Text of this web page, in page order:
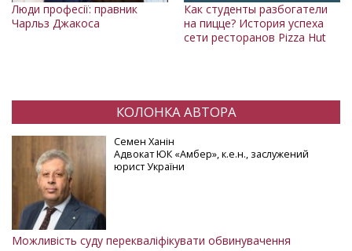
Люди професії: правник
Чарльз Джакоса
Как студенты разбогатели
на пицце? История успеха
сети ресторанов Pizza Hut
КОЛОНКА АВТОРА
Семен Ханін
Адвокат ЮК «Амбер», к.е.н., заслужений
юрист України
Можливість суду перекваліфікувати обвинувачення